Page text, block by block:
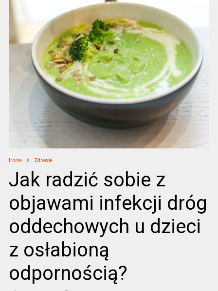
Home Zdrowie
Jak radzić sobie z
objawami infekcji dróg
oddechowych u dzieci
z osłabioną
odpornością?